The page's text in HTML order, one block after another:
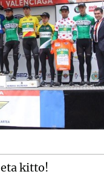
eta kitto!